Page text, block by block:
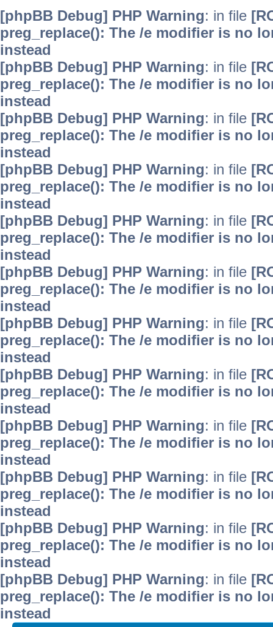
[phpBB Debug] PHP Warning: in file
preg_replace(): The /e modifier is no
instead
[phpBB Debug] PHP Warning: in file
preg_replace(): The /e modifier is no
instead
[phpBB Debug] PHP Warning: in file
preg_replace(): The /e modifier is no
instead
[phpBB Debug] PHP Warning: in file
preg_replace(): The /e modifier is no
instead
[phpBB Debug] PHP Warning: in file
preg_replace(): The /e modifier is no
instead
[phpBB Debug] PHP Warning: in file
preg_replace(): The /e modifier is no
instead
[phpBB Debug] PHP Warning: in file
preg_replace(): The /e modifier is no
instead
[phpBB Debug] PHP Warning: in file
preg_replace(): The /e modifier is no
instead
[phpBB Debug] PHP Warning: in file
preg_replace(): The /e modifier is no
instead
[phpBB Debug] PHP Warning: in file
preg_replace(): The /e modifier is no
instead
[phpBB Debug] PHP Warning: in file
preg_replace(): The /e modifier is no
instead
[phpBB Debug] PHP Warning: in file
preg_replace(): The /e modifier is no
instead